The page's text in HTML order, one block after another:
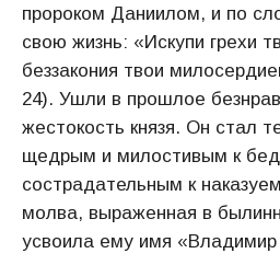
пророком Даниилом, и по
свою жизнь: «Искупи грехи
беззакония твои
24). Ушли в прошлое
жестокость князя. Он стал
щедрым и милостивым к
сострадательным к
молва, выраженная в
усвоила ему имя